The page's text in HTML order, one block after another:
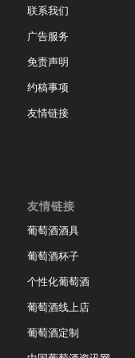
联系我们
广告服务
免责声明
约稿事项
友情链接
友情链接
葡萄酒酒具
葡萄酒杯子
个性化葡萄酒
葡萄酒线上店
葡萄酒定制